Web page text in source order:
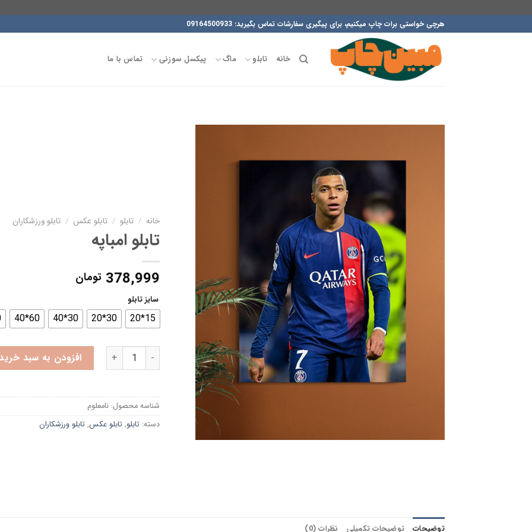
محتوا
هرچی خواستی برات چاپ میکنیم، برای پیگیری سفارشات تماس بگیرید: 09164500933
خانه تابلو ماگ پیکسل سوزنی تماس با ما
خانه / تابلو / تابلو عکس / تابلو ورزشکاران
تابلو امباپه
378,999 تومان
سایز تابلو
15*20
30*20
30*40
60*40
تابلو امباپه عدد افزودن به سبد
شناسه محصول: نامعلوم
دسته: تابلو, تابلو عکس, تابلو ورزشکاران
توضیحات توضیحات تکمیلی نظرات (0)